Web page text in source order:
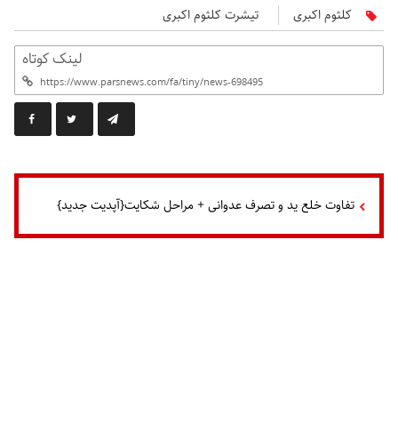
کلثوم اکبری تیشرت کلثوم اکبری
لینک کوتاه
تفاوت خلع ید و تصرف عدوانی + مراحل شکایت{آپدیت جدید}